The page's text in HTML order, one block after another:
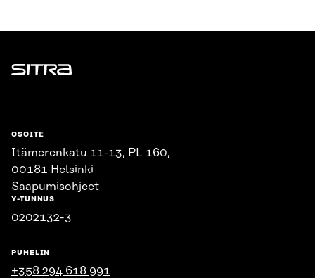
Sitra
OSOITE
Itämerenkatu 11-13, PL 160,
00181 Helsinki
Saapumisohjeet
Y-TUNNUS
0202132-3
PUHELIN
+358 294 618 991